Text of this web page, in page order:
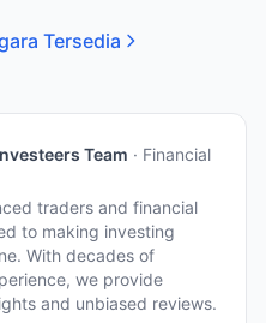
Tersedia
Team · Financial
traders and financial
to making investing
With decades of
we provide
and unbiased reviews.